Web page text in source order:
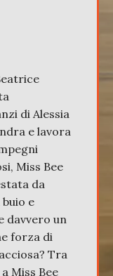
di Alessia
e lavora
Miss Bee
da
e
davvero un
forza di
Tra
Miss Bee